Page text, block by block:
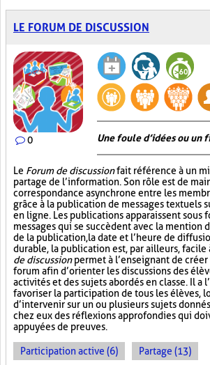
LE FORUM DE DISCUSSION
0 Une foule d’idées ou un
Le Forum de discussionfait référence à un
partage de l’information. Son rôle est de
correspondance asynchrone entre les
grâce à la publication de messages textuels
en ligne. Les publications apparaissent sous
messages qui se succèdent avec la mention
de la publication, la date et l’heure de
durable, la publication est, par ailleurs, facile
de discussionpermet à l’enseignant de créer
forum afin d’orienter les discussions des
activités et des sujets abordés en classe. Il a
favoriser la participation de tous les élèves,
d’intervenir sur un ou plusieurs sujets
chez eux des réflexions approfondies qui
appuyées de preuves.
Participation active (6) Partage (13)